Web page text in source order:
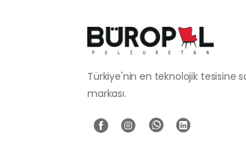
Türkiye'nin en teknolojik tesisine
markası.